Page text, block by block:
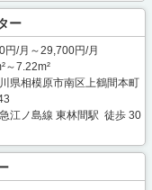
ー
円/月～29,700円/月
～7.22m²
県相模原市南区上鶴間本町
江ノ島線 東林間駅 徒歩 30